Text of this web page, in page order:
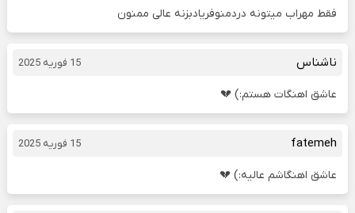
فقط مهراب میتونه دردمنوفریادبزنه عالی ممنون
ناشناس 15 فوریه 2025
عاشق اهنگات هستم:) 💔
fatemeh 15 فوریه 2025
عاشق اهنگاشم عالیه:) 💔